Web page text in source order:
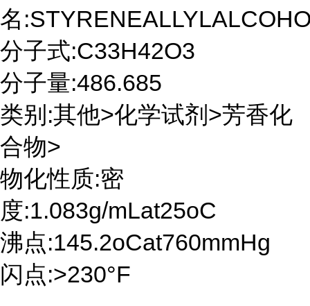
名
分子式:C33H42O3
分子量:486.685
类别:其他>化学试剂>芳香化
合物>
物化性质:密
度:1.083g/mLat25oC
沸点:145.2oCat760mmHg
闪点:>230°F